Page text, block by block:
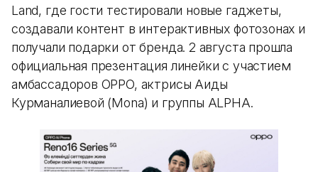
Land, где гости тестировали новые гаджеты,
создавали контент в интерактивных фотозонах и
получали подарки от бренда. 2 августа прошла
официальная презентация линейки с участием
амбассадоров OPPO, актрисы Аиды
Курманалиевой (Mona) и группы ALPHA.